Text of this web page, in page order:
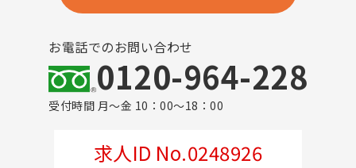
お電話でのお問い合わせ
0120-964-228
受付時間 月～金 10：00～18：00
求人ID No.0248926